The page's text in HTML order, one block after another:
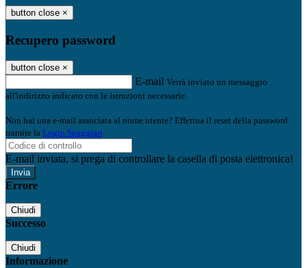
button close ×
Recupero password
button close ×
E-mail Verrà inviato un messaggio
all'indirizzo indicato con le istruzioni necessarie.
Non hai una e-mail associata al nome utente? Effettua il reset della password
tramite la Login Spaggiari
E-mail inviata, si prega di controllare la casella di posta elettronica!
Errore
Chiudi
Successo
Chiudi
Informazione